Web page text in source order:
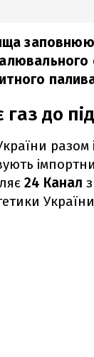
газ до
24 Канал
України